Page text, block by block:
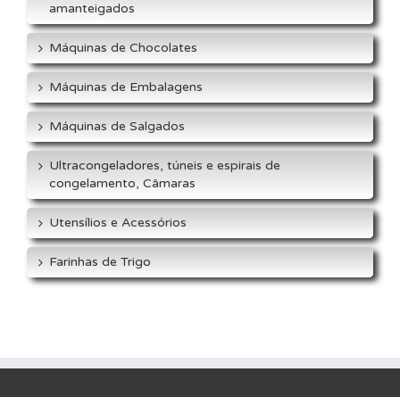
amanteigados
Máquinas de Chocolates
Máquinas de Embalagens
Máquinas de Salgados
Ultracongeladores, túneis e espirais de
congelamento, Câmaras
Utensílios e Acessórios
Farinhas de Trigo